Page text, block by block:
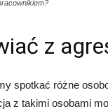
z
spotkać różne
z takimi osobami